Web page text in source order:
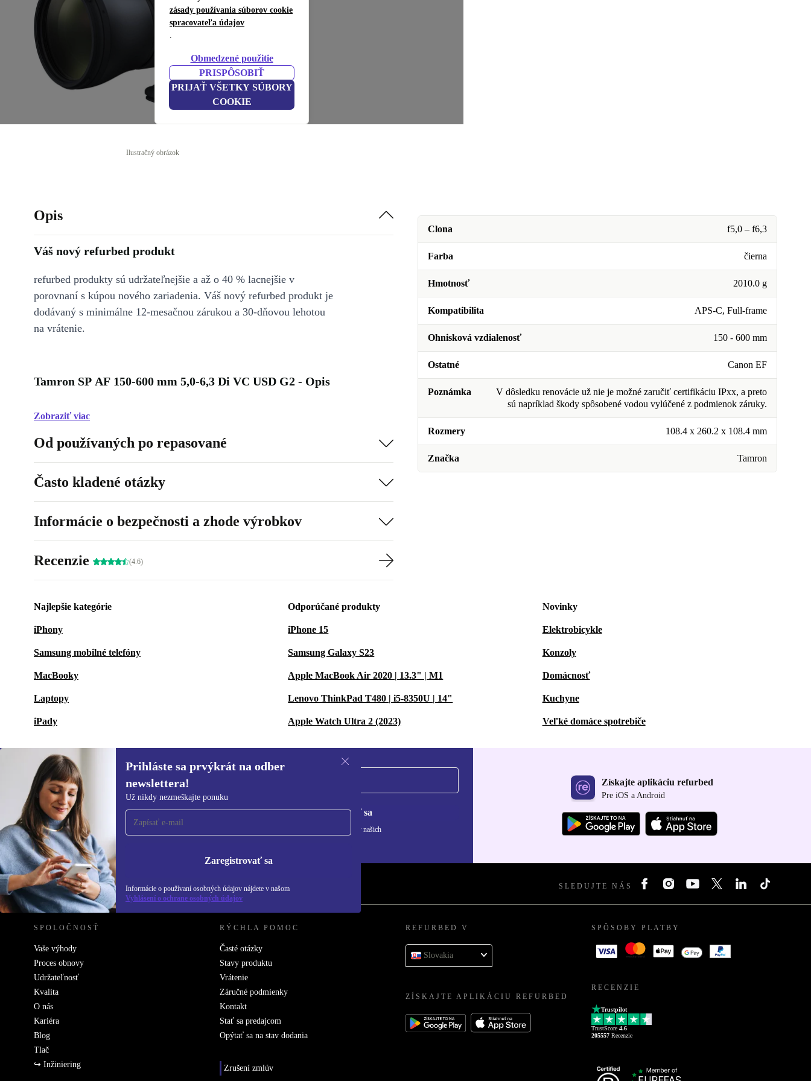
zásady používania súborov cookie
spracovateľa údajov
.
Obmedzené použitie
PRISPÔSOBIŤ
PRIJAŤ VŠETKY SÚBORY
COOKIE
Ilustračný obrázok
Clona f5,0 – f6,3
Farba čierna
Hmotnosť 2010.0 g
Kompatibilita APS-C, Full-frame
Ohnisková vzdialenosť 150 - 600 mm
Ostatné Canon EF
Poznámka
V dôsledku renovácie už nie je možné zaručiť certifikáciu IPxx, a preto
sú napríklad škody spôsobené vodou vylúčené z podmienok záruky.
Rozmery 108.4 x 260.2 x 108.4 mm
Značka Tamron
Opis
Váš nový refurbed produkt
refurbed produkty sú udržateľnejšie a až o 40 % lacnejšie v
porovnaní s kúpou nového zariadenia. Váš nový refurbed produkt je
dodávaný s minimálne 12-mesačnou zárukou a 30-dňovou lehotou
na vrátenie.
Tamron SP AF 150-600 mm 5,0-6,3 Di VC USD G2 - Opis
Zobraziť viac
Od používaných po repasované
Často kladené otázky
Informácie o bezpečnosti a zhode výrobkov
Recenzie (4.6)
Najlepšie kategórie
iPhony
Samsung mobilné telefóny
MacBooky
Laptopy
iPady
Odporúčané produkty
iPhone 15
Samsung Galaxy S23
Apple MacBook Air 2020 | 13.3" | M1
Lenovo ThinkPad T480 | i5-8350U | 14"
Apple Watch Ultra 2 (2023)
Novinky
Elektrobicykle
Konzoly
Domácnosť
Kuchyne
Veľké domáce spotrebiče
Prihláste sa prvýkrát na odber
newslettera!
Už nikdy nezmeškajte ponuku
Zaregistrovať sa
Informácie o používaní osobných údajov nájdete v našom
Vyhlásení o ochrane osobných údajov
Prihláste sa prvýkrát na
newsletter!
Už nikdy nezmeškajte ponuku.
Zaregistrovať sa
Informácie o používaní osobných údajov nájdete v našich
Získajte aplikáciu refurbed
Pre iOS a Android
REFURBED SLOVENSKO – RETHINK NEW. SLEDUJTE NÁS
SPOLOČNOSŤ
Vaše výhody
Proces obnovy
Udržateľnosť
Kvalita
O nás
Kariéra
Blog
Tlač
↪ Inžiniering
RÝCHLA POMOC
Časté otázky
Stavy produktu
Vrátenie
Záručné podmienky
Kontakt
Stať sa predajcom
Opýtať sa na stav dodania
Zrušení zmlúv
REFURBED V
Slovakia
ZÍSKAJTE APLIKÁCIU REFURBED
SPÔSOBY PLATBY
RECENZIE
Trustpilot
TrustScore 4.6
205557 Recenzie